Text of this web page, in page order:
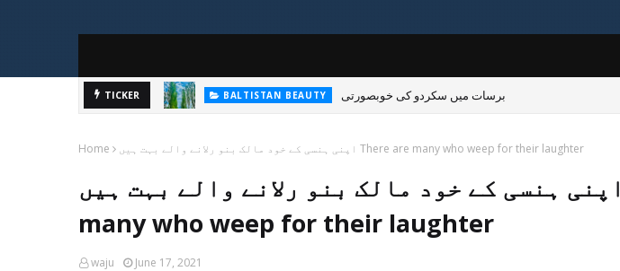
TICKER BALTISTAN BEAUTY برسات میں سکردو کی خوبصورتی
Home اپنی ہنسی کے خود مالک بنو رلانے والے بہت ہیں There are many who weep for their laughter
اپنی ہنسی کے خود مالک بنو رلانے والے بہت ہیں There are
many who weep for their laughter
waju June 17, 2021